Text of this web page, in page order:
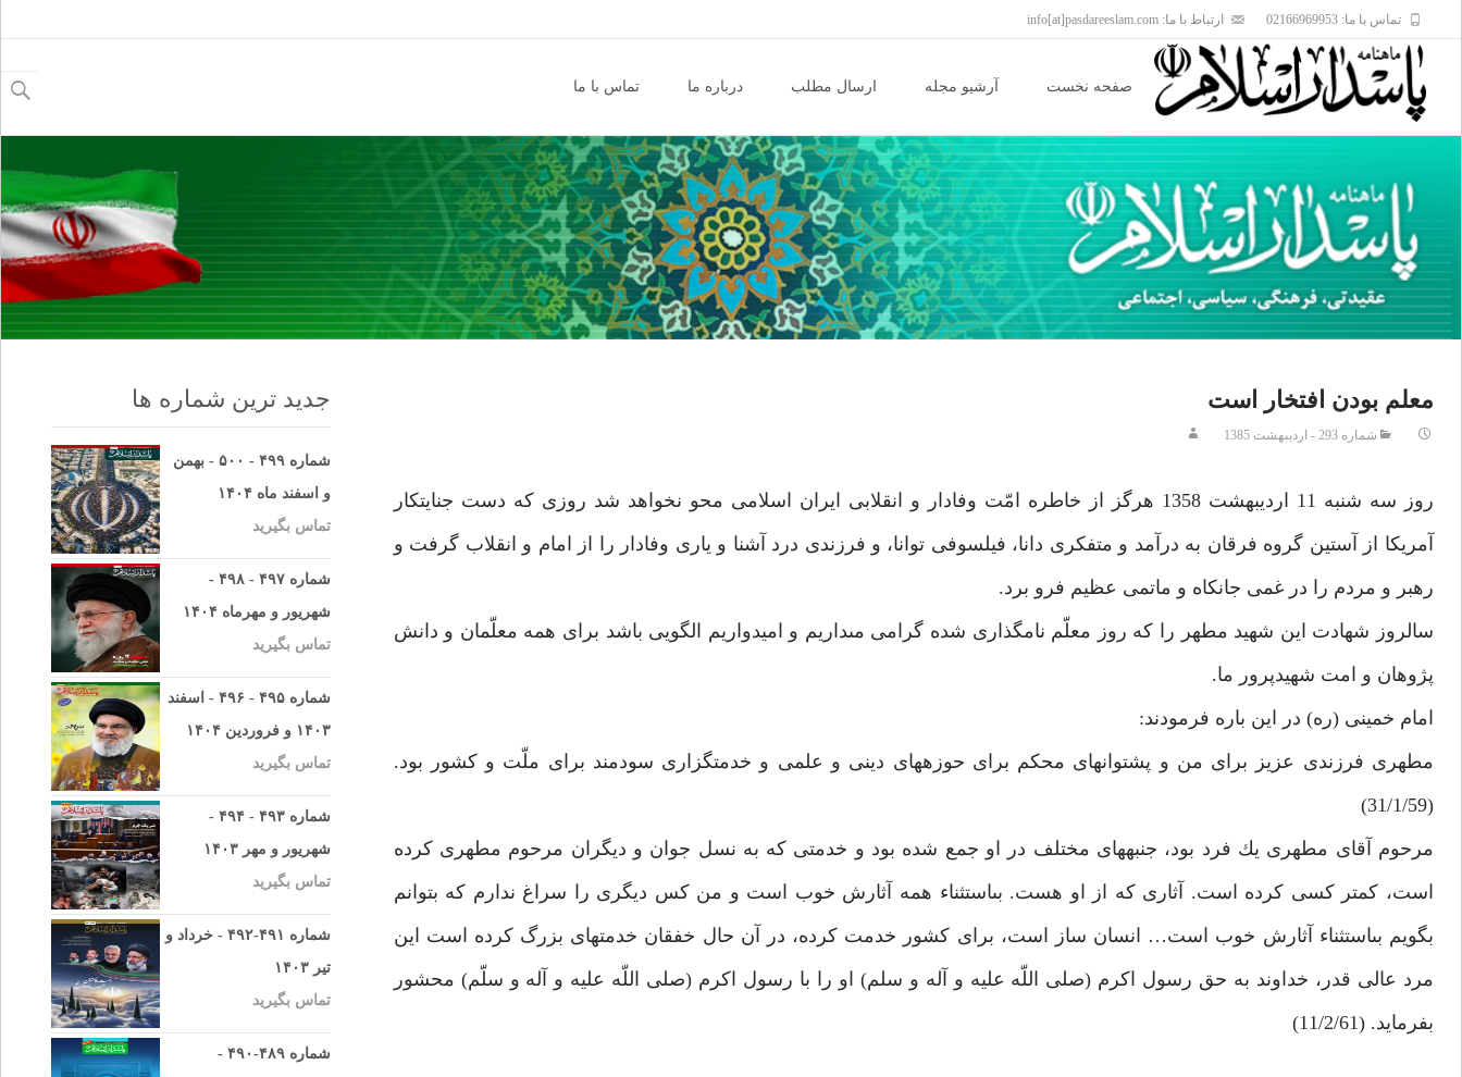
تماس با ما: 02166969953 ارتباط با ما: info[at]pasdareeslam.com
content
صفحه نخست آرشیو مجله ارسال مطلب درباره ما تماس با ما
برای:
معلم بودن افتخار است‏
شماره 293 - اردیبهشت 1385
روز سه شنبه 11 ارديبهشت 1358 هرگز از خاطره امّت وفادار و انقلابى ايران اسلامى محو نخواهد شد روزى كه دست جنايتكار
آمريكا از آستين گروه فرقان به درآمد و متفكرى دانا، فيلسوفى توانا، و فرزندى درد آشنا و يارى وفادار را از امام و انقلاب گرفت و
رهبر و مردم را در غمى جانكاه و ماتمى عظيم فرو برد.
سالروز شهادت اين شهيد مطهر را كه روز معلّم نامگذارى شده گرامى مى‏داريم و اميدواريم الگويى باشد براى همه معلّمان و دانش
پژوهان و امت شهيدپرور ما.
امام خمينى (ره) در اين باره فرمودند:
مطهرى فرزندى عزيز براى من و پشتوانه‏اى محكم براى حوزه‏هاى دينى و علمى و خدمتگزارى سودمند براى ملّت و كشور بود.
(31/1/59)
مرحوم آقاى مطهرى يك فرد بود، جنبه‏هاى مختلف در او جمع شده بود و خدمتى كه به نسل جوان و ديگران مرحوم مطهرى كرده
است، كمتر كسى كرده است. آثارى كه از او هست. بى‏استثناء همه آثارش خوب است و من كس ديگرى را سراغ ندارم كه بتوانم
بگويم بى‏استثناء آثارش خوب است… انسان ساز است، براى كشور خدمت كرده، در آن حال خفقان خدمت‏هاى بزرگ كرده است اين
مرد عالى قدر، خداوند به حق رسول اكرم (صلى اللّه عليه و آله و سلم) او را با رسول اكرم (صلى اللّه عليه و آله و سلّم) محشور
بفرمايد. (11/2/61)
جدید ترین شماره ها
شماره ۴۹۹ - ۵۰۰ - بهمن
و اسفند ماه ۱۴۰۴
تماس بگیرید
شماره ۴۹۷ - ۴۹۸ -
شهریور و مهرماه ۱۴۰۴
تماس بگیرید
شماره ۴۹۵ - ۴۹۶ - اسفند
۱۴۰۳ و فروردین ۱۴۰۴
تماس بگیرید
شماره ۴۹۳ - ۴۹۴ -
شهریور و مهر ۱۴۰۳
تماس بگیرید
شماره ۴۹۱-۴۹۲ - خرداد و
تیر ۱۴۰۳
تماس بگیرید
شماره ۴۸۹-۴۹۰ -